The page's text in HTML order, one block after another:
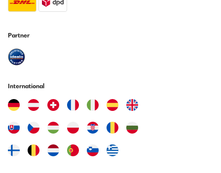
Partner
International